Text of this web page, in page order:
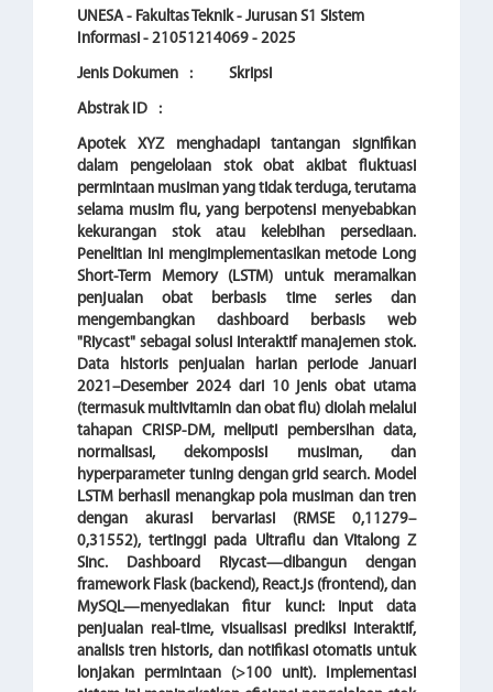
UNESA - Fakultas Teknik - Jurusan S1 Sistem
Informasi - 21051214069 - 2025
Jenis Dokumen : Skripsi
Abstrak ID :
Apotek XYZ menghadapi tantangan signifikan
dalam pengelolaan stok obat akibat fluktuasi
permintaan musiman yang tidak terduga, terutama
selama musim flu, yang berpotensi menyebabkan
kekurangan stok atau kelebihan persediaan.
Penelitian ini mengimplementasikan metode Long
Short-Term Memory (LSTM) untuk meramalkan
penjualan obat berbasis time series dan
mengembangkan dashboard berbasis web
"Riycast" sebagai solusi interaktif manajemen stok.
Data historis penjualan harian periode Januari
2021–Desember 2024 dari 10 jenis obat utama
(termasuk multivitamin dan obat flu) diolah melalui
tahapan CRISP-DM, meliputi pembersihan data,
normalisasi, dekomposisi musiman, dan
hyperparameter tuning dengan grid search. Model
LSTM berhasil menangkap pola musiman dan tren
dengan akurasi bervariasi (RMSE 0,11279–
0,31552), tertinggi pada Ultraflu dan Vitalong Z
Sinc. Dashboard Riycast—dibangun dengan
framework Flask (backend), React.js (frontend), dan
MySQL—menyediakan fitur kunci: input data
penjualan real-time, visualisasi prediksi interaktif,
analisis tren historis, dan notifikasi otomatis untuk
lonjakan permintaan (>100 unit). Implementasi